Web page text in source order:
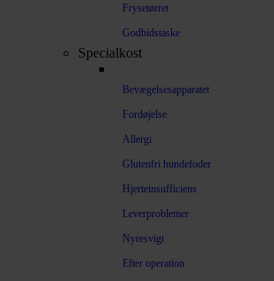
Frysetørret
Godbidstaske
Specialkost
Bevægelsesapparatet
Fordøjelse
Allergi
Glutenfri hundefoder
Hjerteinsufficiens
Leverproblemer
Nyresvigt
Efter operation